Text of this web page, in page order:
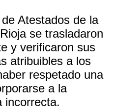
Atestados de la
se trasladaron
y verificaron sus
atribuibles a los
respetado una
a la
incorrecta.